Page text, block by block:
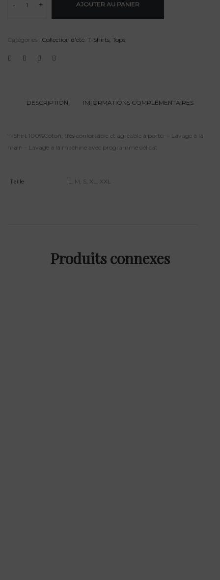
- + AJOUTER AU PANIER
Catégories : Collection d'été T-Shirts Tops
DESCRIPTION INFORMATIONS COMPLÉMENTAIRES
T-Shirt 100%Coton, très confortable et agréable à porter – Lavage à la
main – Lavage à la machine avec programme délicat
Taille L M S XL XXL
Produits connexes